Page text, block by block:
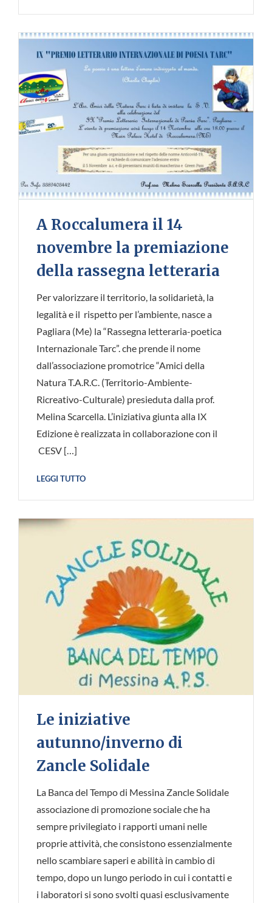
A Roccalumera il 14
novembre la premiazione
della rassegna letteraria
Per valorizzare il territorio, la solidarietà, la
legalità e il rispetto per l’ambiente, nasce a
Pagliara (Me) la “Rassegna letteraria-poetica
Internazionale Tarc”. che prende il nome
dall’associazione promotrice “Amici della
Natura T.A.R.C. (Territorio-Ambiente-
Ricreativo-Culturale) presieduta dalla prof.
Melina Scarcella. L’iniziativa giunta alla IX
Edizione è realizzata in collaborazione con il
CESV […]
LEGGI TUTTO
Le iniziative
autunno/inverno di
Zancle Solidale
La Banca del Tempo di Messina Zancle Solidale
associazione di promozione sociale che ha
sempre privilegiato i rapporti umani nelle
proprie attività, che consistono essenzialmente
nello scambiare saperi e abilità in cambio di
tempo, dopo un lungo periodo in cui i contatti e
i laboratori si sono svolti quasi esclusivamente